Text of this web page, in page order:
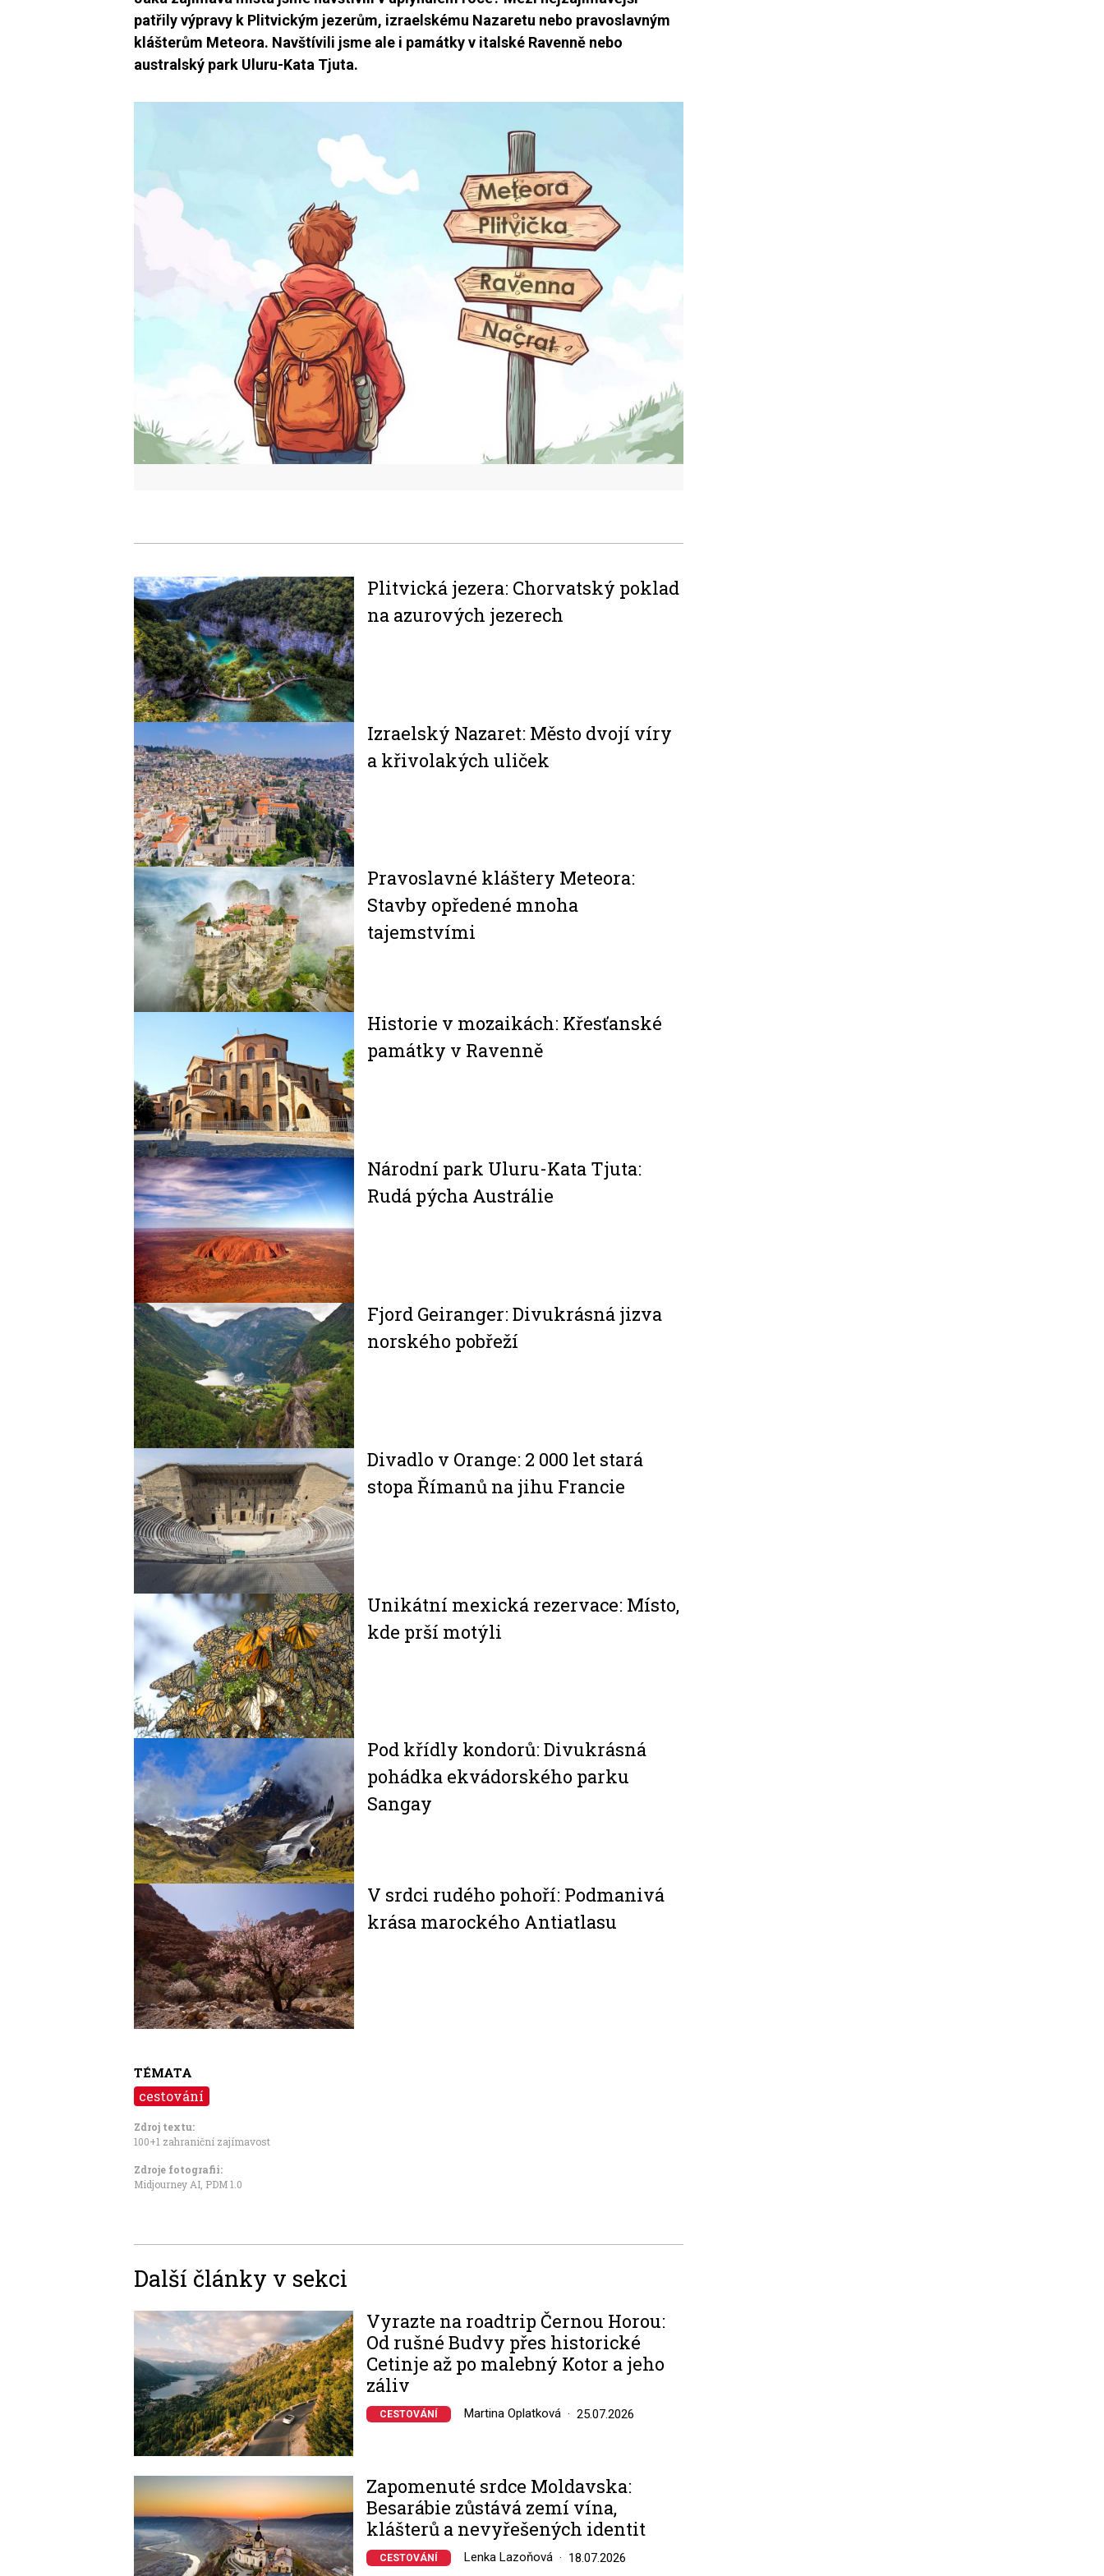
patřily výpravy k Plitvickým jezerům, izraelskému Nazaretu nebo pravoslavným
klášterům Meteora. Navštívili jsme ale i památky v italské Ravenně nebo
australský park Uluru-Kata Tjuta.
Image
Plitvická jezera: Chorvatský poklad
na azurových jezerech
Image
Izraelský Nazaret: Město dvojí víry
a křivolakých uliček
Image
Pravoslavné kláštery Meteora:
Stavby opředené mnoha
tajemstvími
Historie v mozaikách: Křesťanské
památky v Ravenně
Image
Národní park Uluru-Kata Tjuta:
Rudá pýcha Austrálie
Image
Fjord Geiranger: Divukrásná jizva
norského pobřeží
Divadlo v Orange: 2 000 let stará
stopa Římanů na jihu Francie
Image
Unikátní mexická rezervace: Místo,
kde prší motýli
Image
Pod křídly kondorů: Divukrásná
pohádka ekvádorského parku
Sangay
Image
V srdci rudého pohoří: Podmanivá
krása marockého Antiatlasu
TÉMATA
cestování
Zdroj textu:
100+1 zahraniční zajímavost
Zdroje fotografii:
Midjourney AI, PDM 1.0
Další články v sekci
Image
Vyrazte na roadtrip Černou Horou:
Od rušné Budvy přes historické
Cetinje až po malebný Kotor a jeho
záliv
CESTOVÁNÍ Martina Oplatková 25.07.2026
Image
Zapomenuté srdce Moldavska:
Besarábie zůstává zemí vína,
klášterů a nevyřešených identit
CESTOVÁNÍ Lenka Lazoňová 18.07.2026